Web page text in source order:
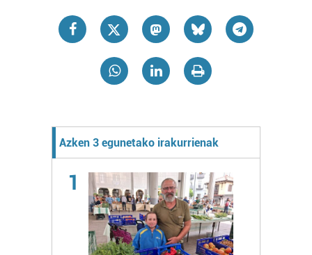
Azken 3 egunetako irakurrienak
1